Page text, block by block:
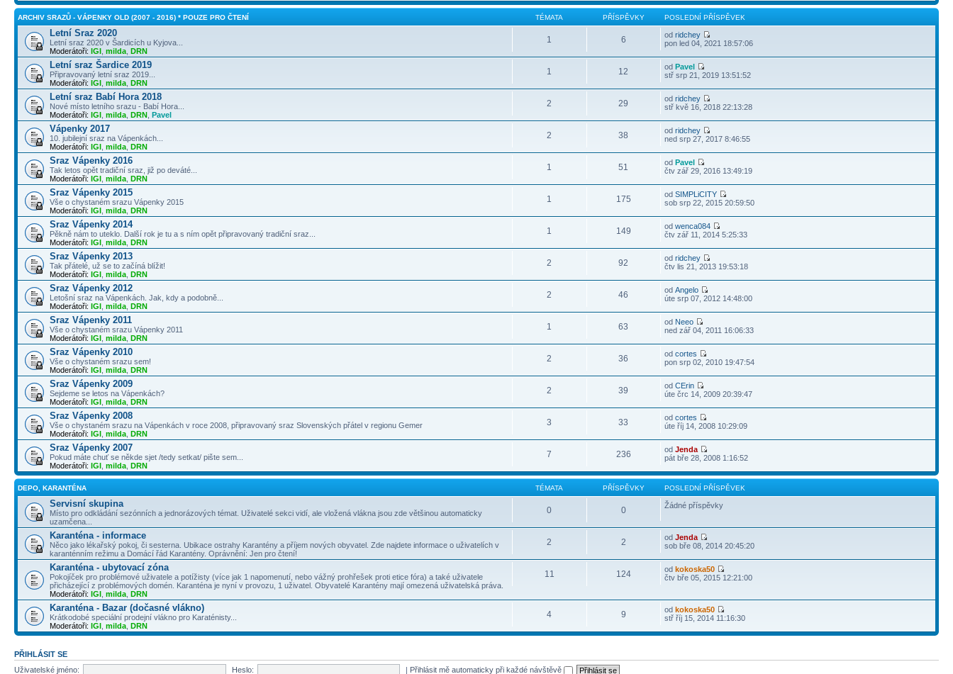
ARCHIV SRAZŮ - VÁPENKY OLD (2007 - 2016) * POUZE PRO ČTENÍ TÉMATA PŘÍSPĚVKY POSLEDNÍ PŘÍSPĚVEK
Letní Sraz 2020
Letní sraz 2020 v Šardicích u Kyjova...
Moderátoři: IGI milda DRN
1 6 odridchey
pon led 04, 2021 18:57:06
Letní sraz Šardice 2019
Připravovaný letní sraz 2019...
Moderátoři: IGI milda DRN
1 12 odPavel
stř srp 21, 2019 13:51:52
Letní sraz Babí Hora 2018
Nové místo letního srazu - Babí Hora...
Moderátoři: IGI milda DRN Pavel
2 29 odridchey
stř kvě 16, 2018 22:13:28
Vápenky 2017
10. jubilejní sraz na Vápenkách...
Moderátoři: IGI milda DRN
2 38 odridchey
ned srp 27, 2017 8:46:55
Sraz Vápenky 2016
Tak letos opět tradiční sraz, již po deváté...
Moderátoři: IGI milda DRN
1 51 odPavel
čtv zář 29, 2016 13:49:19
Sraz Vápenky 2015
Vše o chystaném srazu Vápenky 2015
Moderátoři: IGI milda DRN
1 175 odSIMPLiCITY
sob srp 22, 2015 20:59:50
Sraz Vápenky 2014
Pěkně nám to uteklo. Další rok je tu a s ním opět připravovaný tradiční sraz...
Moderátoři: IGI milda DRN
1 149 odwenca084
čtv zář 11, 2014 5:25:33
Sraz Vápenky 2013
Tak přátelé, už se to začíná blížit!
Moderátoři: IGI milda DRN
2 92 odridchey
čtv lis 21, 2013 19:53:18
Sraz Vápenky 2012
Letošní sraz na Vápenkách. Jak, kdy a podobně...
Moderátoři: IGI milda DRN
2 46 odAngelo
úte srp 07, 2012 14:48:00
Sraz Vápenky 2011
Vše o chystaném srazu Vápenky 2011
Moderátoři: IGI milda DRN
1 63 od Neeo
ned zář 04, 2011 16:06:33
Sraz Vápenky 2010
Vše o chystaném srazu sem!
Moderátoři: IGI milda DRN
2 36 odcortes
pon srp 02, 2010 19:47:54
Sraz Vápenky 2009
Sejdeme se letos na Vápenkách?
Moderátoři: IGI milda DRN
2 39 odCErin
úte črc 14, 2009 20:39:47
Sraz Vápenky 2008
Vše o chystaném srazu na Vápenkách v roce 2008, připravovaný sraz Slovenských přátel v regionu Gemer
Moderátoři: IGI milda DRN
3 33 odcortes
úte říj 14, 2008 10:29:09
Sraz Vápenky 2007
Pokud máte chuť se někde sjet /tedy setkat/ pište sem...
Moderátoři: IGI milda DRN
7 236 odJenda
pát bře 28, 2008 1:16:52
DEPO, KARANTÉNA TÉMATA PŘÍSPĚVKY POSLEDNÍ PŘÍSPĚVEK
Servisní skupina
Místo pro odkládání sezónních a jednorázových témat. Uživatelé sekci vidí, ale vložená vlákna jsou zde většinou automaticky
uzamčena...
0 0 Žádné příspěvky
Karanténa - informace
Něco jako lékařský pokoj, či sesterna. Ubikace ostrahy Karantény a příjem nových obyvatel. Zde najdete informace o uživatelích v
karanténním režimu a Domácí řád Karantény. Oprávnění: Jen pro čtení!
2 2 odJenda
sob bře 08, 2014 20:45:20
Karanténa - ubytovací zóna
Pokojíček pro problémové uživatele a potížisty (více jak 1 napomenutí, nebo vážný prohřešek proti etice fóra) a také uživatele
přicházející z problémových domén. Karanténa je nyní v provozu, 1 uživatel. Obyvatelé Karantény mají omezená uživatelská práva.
Moderátoři: IGI milda DRN
11 124 odkokoska50
čtv bře 05, 2015 12:21:00
Karanténa - Bazar (dočasné vlákno)
Krátkodobé speciální prodejní vlákno pro Karaténisty...
Moderátoři: IGI milda DRN
4 9 odkokoska50
stř říj 15, 2014 11:16:30
PŘIHLÁSIT SE
Uživatelské jméno:
Heslo: | Přihlásit mě automaticky při každé návštěvě